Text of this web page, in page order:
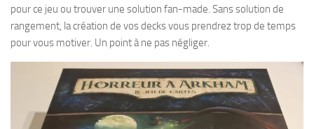
pour ce jeu ou trouver une solution fan-made. Sans solution de
rangement, la création de vos decks vous prendrez trop de temps
pour vous motiver. Un point à ne pas négliger.